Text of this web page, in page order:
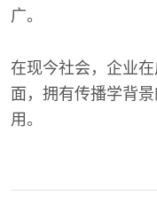
广。
在现今社会，企业
面，拥有传播学背
用。